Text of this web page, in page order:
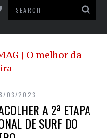
03/2023
A 2ª ETAPA
DE SURF DO